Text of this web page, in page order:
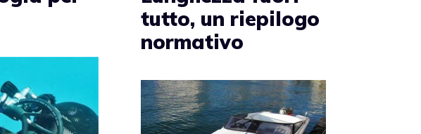
tutto, un riepilogo
normativo